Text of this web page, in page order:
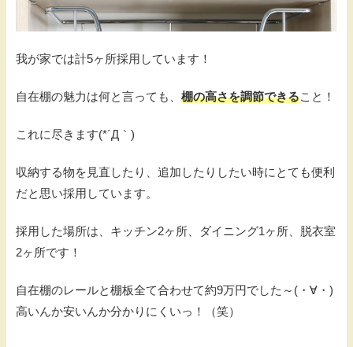
我が家では計5ヶ所採用しています！
自在棚の魅力は何と言っても、 棚の高さを調節できること！
これに尽きます(*´Д｀)
収納する物を見直したり、追加したりしたい時にとても便利
だと思い採用しています。
採用した場所は、キッチン2ヶ所、ダイニング1ヶ所、脱衣室
2ヶ所です！
自在棚のレールと棚板全て合わせて約9万円でした～(・∀・)
高いんか安いんか分かりにくいっ！（笑）